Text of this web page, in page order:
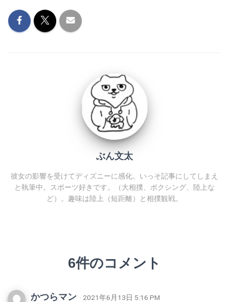
ぶん文太
彼女の影響を受けてディズニーに感化。いっそ記事にしてしまえ
と執筆中。スポーツ好きです。（大相撲、ボクシング、陸上な
ど）。趣味は陸上（短距離）と相撲観戦。
6件のコメント
かつらマン · 2021年6月13日 5:16 PM